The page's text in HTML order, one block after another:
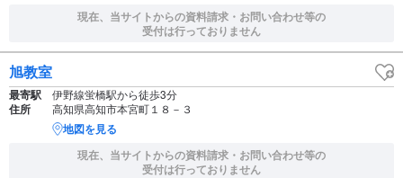
現在、当サイトからの資料請求・お問い合わせ等の
受付は行っておりません
旭教室
最寄駅 伊野線蛍橋駅から徒歩3分
住所 高知県高知市本宮町１８－３
地図を見る
現在、当サイトからの資料請求・お問い合わせ等の
受付は行っておりません